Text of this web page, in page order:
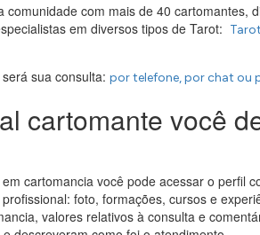
comunidade com mais de 40 cartomantes,
em diversos tipos de Tarot:
sua consulta: por telefone, por chat ou
cartomante você
cartomancia você pode acessar o perfil
foto, formações, cursos e
valores relativos à consulta e